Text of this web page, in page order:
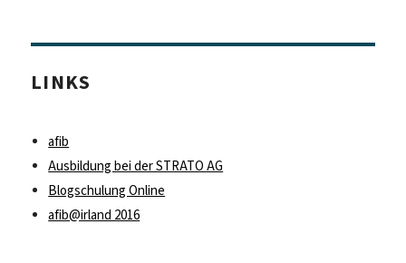
LINKS
afib
Ausbildung bei der STRATO AG
Blogschulung Online
afib@irland 2016